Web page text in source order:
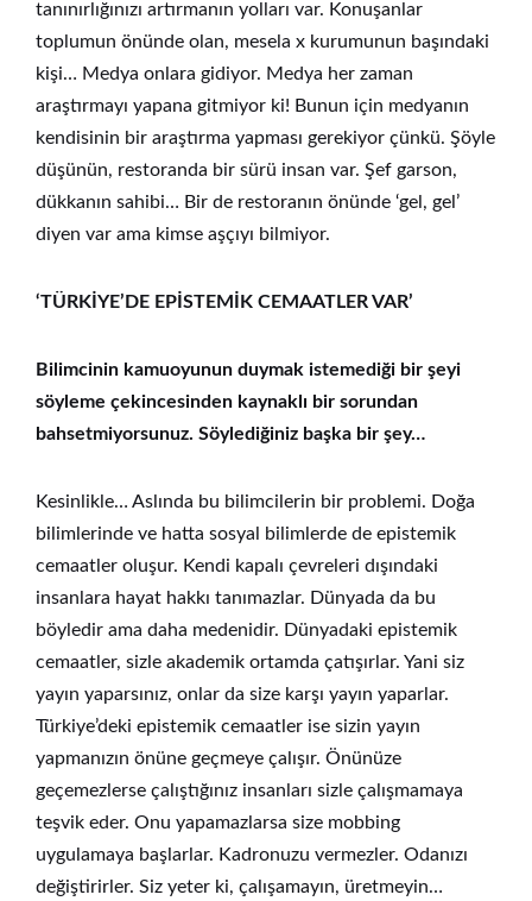
tanınırlığınızı artırmanın yolları var. Konuşanlar
toplumun önünde olan, mesela x kurumunun başındaki
kişi… Medya onlara gidiyor. Medya her zaman
araştırmayı yapana gitmiyor ki! Bunun için medyanın
kendisinin bir araştırma yapması gerekiyor çünkü. Şöyle
düşünün, restoranda bir sürü insan var. Şef garson,
dükkanın sahibi… Bir de restoranın önünde ‘gel, gel’
diyen var ama kimse aşçıyı bilmiyor.
‘TÜRKİYE’DE EPİSTEMİK CEMAATLER VAR’
Bilimcinin kamuoyunun duymak istemediği bir şeyi
söyleme çekincesinden kaynaklı bir sorundan
bahsetmiyorsunuz. Söylediğiniz başka bir şey…
Kesinlikle… Aslında bu bilimcilerin bir problemi. Doğa
bilimlerinde ve hatta sosyal bilimlerde de epistemik
cemaatler oluşur. Kendi kapalı çevreleri dışındaki
insanlara hayat hakkı tanımazlar. Dünyada da bu
böyledir ama daha medenidir. Dünyadaki epistemik
cemaatler, sizle akademik ortamda çatışırlar. Yani siz
yayın yaparsınız, onlar da size karşı yayın yaparlar.
Türkiye’deki epistemik cemaatler ise sizin yayın
yapmanızın önüne geçmeye çalışır. Önünüze
geçemezlerse çalıştığınız insanları sizle çalışmamaya
teşvik eder. Onu yapamazlarsa size mobbing
uygulamaya başlarlar. Kadronuzu vermezler. Odanızı
değiştirirler. Siz yeter ki, çalışamayın, üretmeyin…